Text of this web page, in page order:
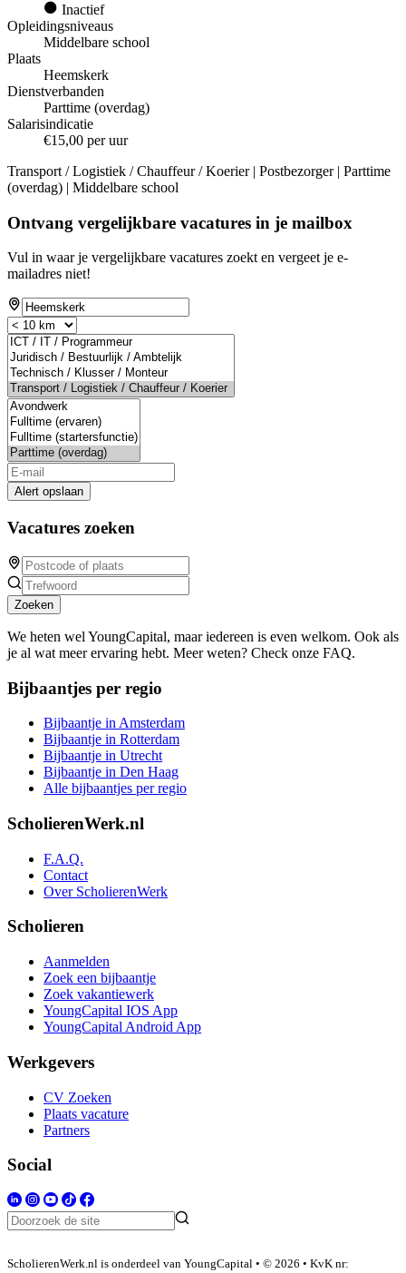
Inactief
Opleidingsniveaus
Middelbare school
Plaats
Heemskerk
Dienstverbanden
Parttime (overdag)
Salarisindicatie
€15,00 per uur
Transport / Logistiek / Chauffeur / Koerier | Postbezorger | Parttime
(overdag) | Middelbare school
Ontvang vergelijkbare vacatures in je mailbox
Vul in waar je vergelijkbare vacatures zoekt en vergeet je e-
mailadres niet!
Alert opslaan
Vacatures zoeken
Zoeken
We heten wel YoungCapital, maar iedereen is even welkom. Ook als
je al wat meer ervaring hebt. Meer weten? Check onze FAQ.
Bijbaantjes per regio
Bijbaantje in Amsterdam
Bijbaantje in Rotterdam
Bijbaantje in Utrecht
Bijbaantje in Den Haag
Alle bijbaantjes per regio
ScholierenWerk.nl
F.A.Q.
Contact
Over ScholierenWerk
Scholieren
Aanmelden
Zoek een bijbaantje
Zoek vakantiewerk
YoungCapital IOS App
YoungCapital Android App
Werkgevers
CV Zoeken
Plaats vacature
Partners
Social
ScholierenWerk.nl is onderdeel van YoungCapital • © 2026 • KvK nr: